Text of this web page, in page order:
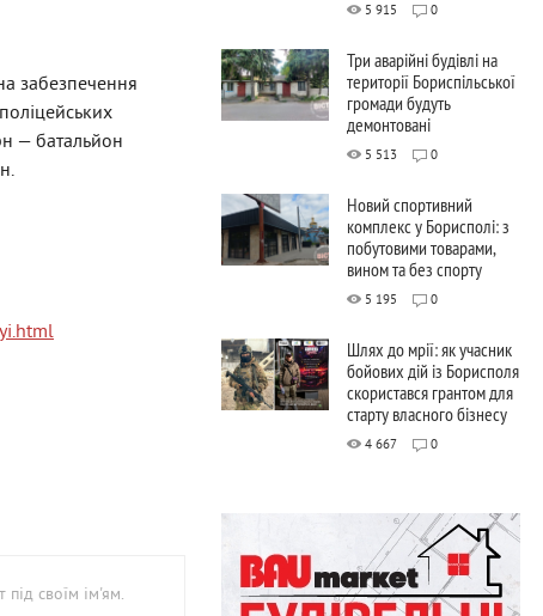
забезпечення
— батальйон
під своїм ім'ям.
5 915 0
Три аварійні будівлі на
території Бориспільської
громади будуть
демонтовані
5 513 0
Новий спортивний
комплекс у Борисполі: з
побутовими товарами,
вином та без спорту
5 195 0
Шлях до мрії: як учасник
бойових дій із Борисполя
скористався грантом для
старту власного бізнесу
4 667 0